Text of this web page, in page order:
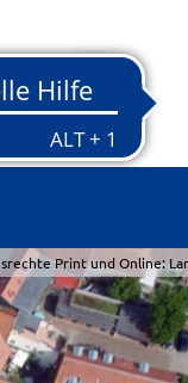
Print und Online: